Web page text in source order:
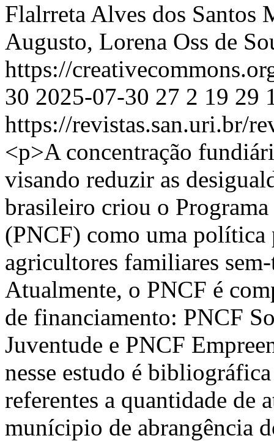
Flalrreta Alves dos Santos
Augusto, Lorena Oss de
https://
30 2025-07-30 27 2 19 29
https://revistas.san.uri.br/
<p>A concentração
visando reduzir as
brasileiro criou o
(PNCF) como uma política
agricultores familiares
Atualmente, o PNCF é
de financiamento: PNCF
Juventude e PNCF
nesse estudo é
referentes a quantidade de
munícipio de abrangência